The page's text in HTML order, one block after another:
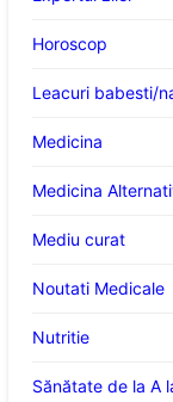
Horoscop
Leacuri babesti/
Medicina
Medicina
Mediu curat
Noutati Medicale
Nutritie
Sănătate de la A